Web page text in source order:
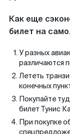
Как еще
билет на
У разных
различаются
Лететь
конечных
Покупайте
билет Тунис
При покупке